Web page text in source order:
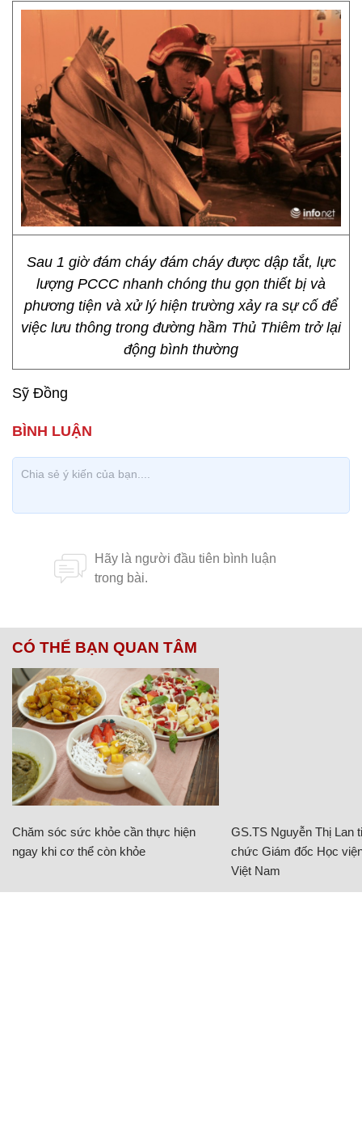
Sau 1 giờ đám cháy đám cháy được dập tắt, lực
lượng PCCC nhanh chóng thu gọn thiết bị và
phương tiện và xử lý hiện trường xảy ra sự cố để
việc lưu thông trong đường hầm Thủ Thiêm trở lại
động bình thường
Sỹ Đồng
CÓ THỂ BẠN QUAN TÂM
Chăm sóc sức khỏe cần thực hiện
ngay khi cơ thể còn khỏe
GS.TS Nguyễn Thị Lan
chức Giám đốc Học
Việt Nam